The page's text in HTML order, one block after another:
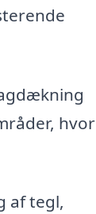
hvor
af tegl,